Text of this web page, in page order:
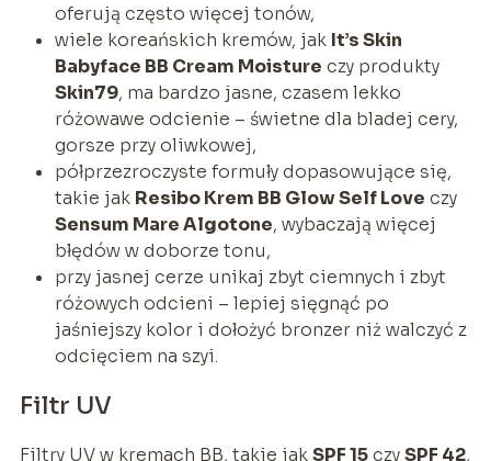
oferują często więcej tonów,
wiele koreańskich kremów, jak It’s Skin
Babyface BB Cream Moisture czy produkty
Skin79, ma bardzo jasne, czasem lekko
różowawe odcienie – świetne dla bladej cery,
gorsze przy oliwkowej,
półprzezroczyste formuły dopasowujące się,
takie jak Resibo Krem BB Glow Self Love czy
Sensum Mare Algotone, wybaczają więcej
błędów w doborze tonu,
przy jasnej cerze unikaj zbyt ciemnych i zbyt
różowych odcieni – lepiej sięgnąć po
jaśniejszy kolor i dołożyć bronzer niż walczyć z
odcięciem na szyi.
Filtr UV
Filtry UV w kremach BB, takie jakSPF 15czySPF 42,